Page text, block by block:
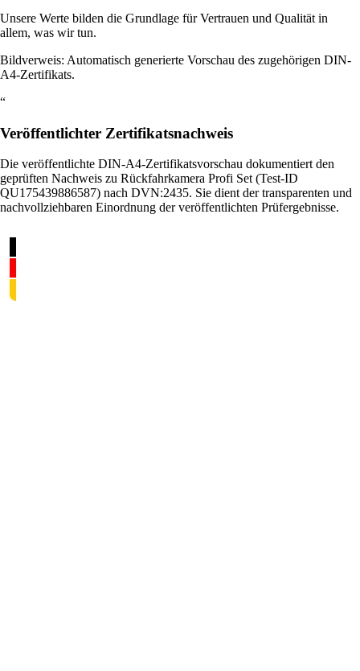
Unsere Werte bilden die Grundlage für Vertrauen und Qualität in
allem, was wir tun.
Bildverweis: Automatisch generierte Vorschau des zugehörigen DIN-
A4-Zertifikats.
“
Veröffentlichter Zertifikatsnachweis
Die veröffentlichte DIN-A4-Zertifikatsvorschau dokumentiert den
geprüften Nachweis zu Rückfahrkamera Profi Set (Test-ID
QU175439886587) nach DVN:2435. Sie dient der transparenten und
nachvollziehbaren Einordnung der veröffentlichten Prüfergebnisse.